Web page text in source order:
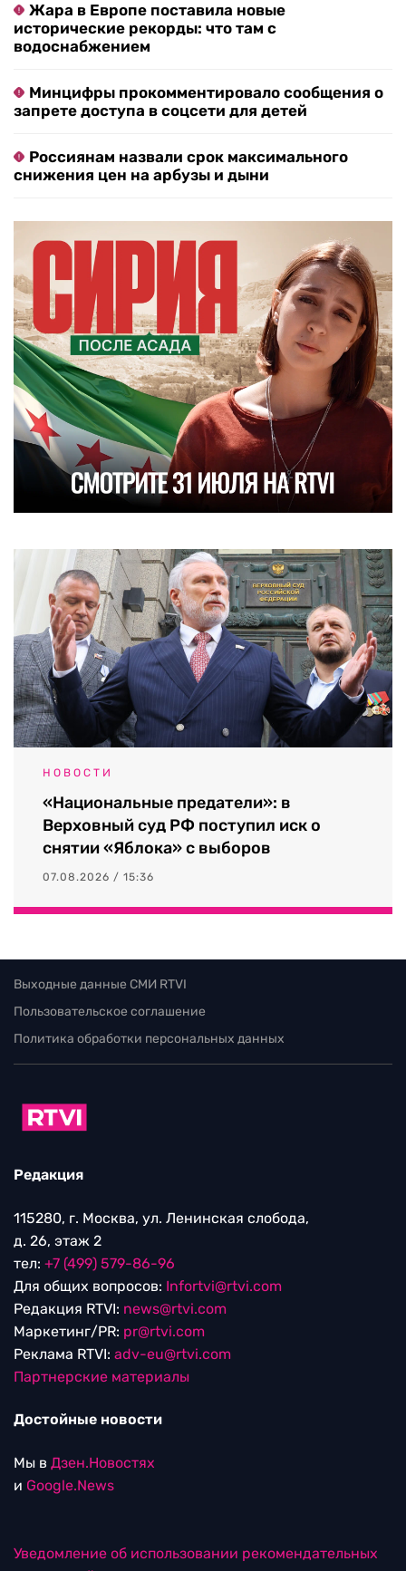
Жара в Европе поставила новые
исторические рекорды: что там с
водоснабжением
Минцифры прокомментировало сообщения о
запрете доступа в соцсети для детей
Россиянам назвали срок максимального
снижения цен на арбузы и дыни
НОВОСТИ
«Национальные предатели»: в
Верховный суд РФ поступил иск о
снятии «Яблока» с выборов
07.08.2026 / 15:36
Выходные данные СМИ RTVI
Пользовательское соглашение
Политика обработки персональных данных
Редакция
115280, г. Москва, ул. Ленинская слобода,
д. 26, этаж 2
тел: +7 (499) 579-86-96
Для общих вопросов: Infortvi@rtvi.com
Редакция RTVI: news@rtvi.com
Маркетинг/PR: pr@rtvi.com
Реклама RTVI: adv-eu@rtvi.com
Партнерские материалы
Достойные новости
Мы в Дзен.Новостях
и Google.News
Уведомление об использовании рекомендательных